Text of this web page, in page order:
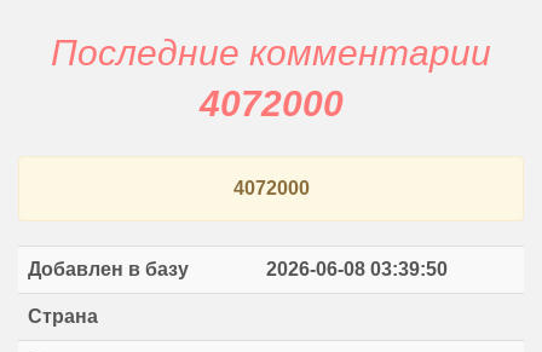
Последние комментарии
4072000
4072000
Добавлен в базу 2026-06-08 03:39:50
Страна